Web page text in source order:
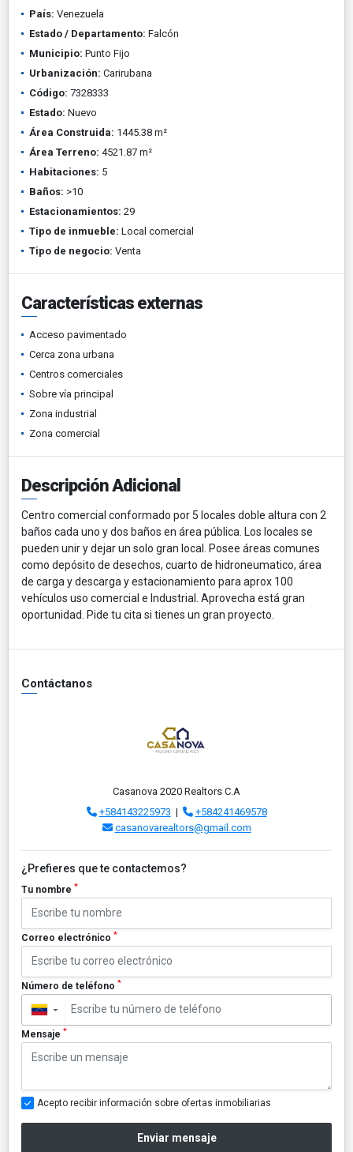
País: Venezuela
Estado / Departamento: Falcón
Municipio: Punto Fijo
Urbanización: Carirubana
Código: 7328333
Estado: Nuevo
Área Construida: 1445.38 m²
Área Terreno: 4521.87 m²
Habitaciones: 5
Baños: >10
Estacionamientos: 29
Tipo de inmueble: Local comercial
Tipo de negocio: Venta
Características externas
Acceso pavimentado
Cerca zona urbana
Centros comerciales
Sobre vía principal
Zona industrial
Zona comercial
Descripción Adicional
Centro comercial conformado por 5 locales doble altura con 2
baños cada uno y dos baños en área pública. Los locales se
pueden unir y dejar un solo gran local. Posee áreas comunes
como depósito de desechos, cuarto de hidroneumatico, área
de carga y descarga y estacionamiento para aprox 100
vehículos uso comercial e Industrial. Aprovecha está gran
oportunidad. Pide tu cita si tienes un gran proyecto.
Contáctanos
Casanova 2020 Realtors C.A
+584143225973 |
+584241469578
casanovarealtors@gmail.com
¿Prefieres que te contactemos?
Tu nombre *
Correo electrónico *
Número de teléfono *
▼
Mensaje *
Acepto recibir información sobre ofertas inmobiliarias
Enviar mensaje